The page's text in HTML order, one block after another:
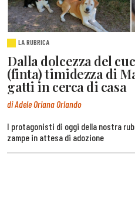
LA RUBRICA
Dalla dolcezza del
(finta) timidezza di
gatti in cerca di casa
di Adele Oriana Orlando
I protagonisti di oggi della nostra
zampe in attesa di adozione